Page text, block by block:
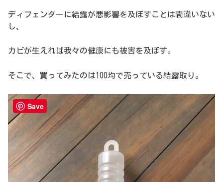
ディフェンダーに結露が悪影響を及ぼすことは間違いない
し、
カビが生えれば我々の健康にも被害を及ぼす。
そこで、買ってみたのは100均で売っている結露取り。
Save